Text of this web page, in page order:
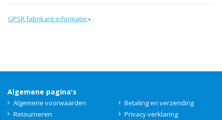
GPSR fabrikant informatie ▾
Algemene pagina's
Algemene voorwaarden
Betaling en verzending
Retourneren
Privacy verklaring